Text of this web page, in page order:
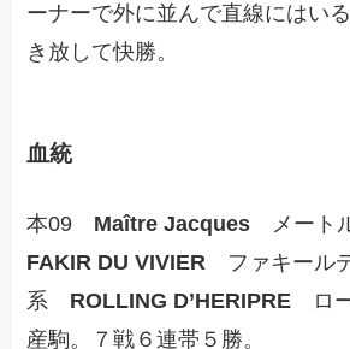
ーナーで外に並んで直線にはい
き放して快勝。
血統
本09 Maître Jacques メート
FAKIR DU VIVIER ファキール
系 ROLLING D’HERIPRE ロ
産駒。７戦６連帯５勝。